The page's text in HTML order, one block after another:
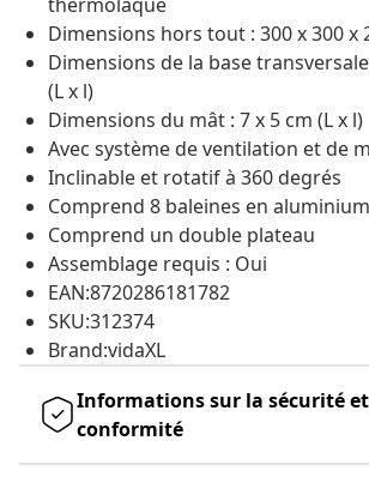
Dimensions hors tout : 300 x 300 x
Dimensions de la base
(L x l)
Dimensions du mât : 7 x 5 cm (L x l)
Avec système de ventilation et de
Inclinable et rotatif à 360 degrés
Comprend 8 baleines en aluminium
Comprend un double plateau
Assemblage requis : Oui
EAN:8720286181782
SKU:312374
Brand:vidaXL
Informations sur la sécurité
conformité